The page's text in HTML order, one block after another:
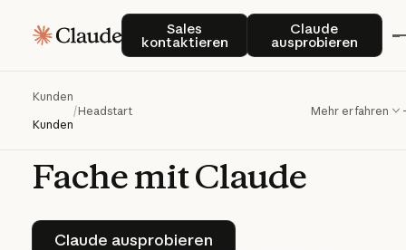
Sales
kontaktieren
Sales kontaktierenClaude
ausprobieren
Claude
Kunden
Kunden
/Headstart Mehr erfahren
Headstart
beschleunigtdie
Softwareentwicklung
um
FachemitClaude
Claude ausprobieren
Claude ausprobieren